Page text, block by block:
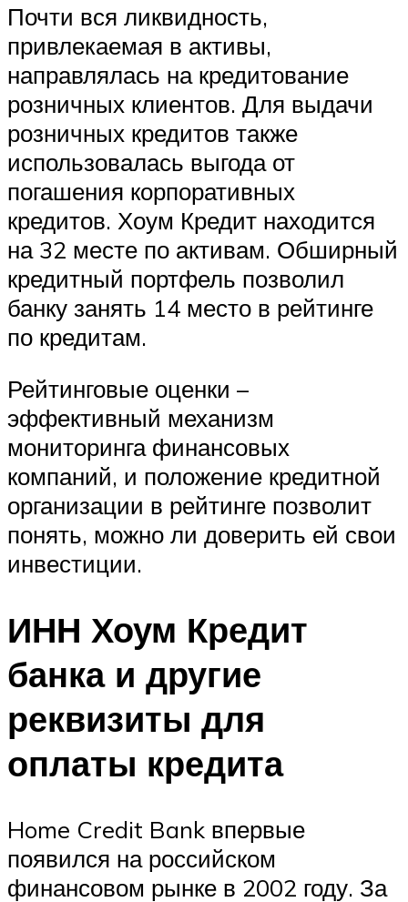
Почти вся ликвидность,
привлекаемая в активы,
направлялась на кредитование
розничных клиентов. Для выдачи
розничных кредитов также
использовалась выгода от
погашения корпоративных
кредитов. Хоум Кредит находится
на 32 месте по активам. Обширный
кредитный портфель позволил
банку занять 14 место в рейтинге
по кредитам.
Рейтинговые оценки –
эффективный механизм
мониторинга финансовых
компаний, и положение кредитной
организации в рейтинге позволит
понять, можно ли доверить ей свои
инвестиции.
ИНН Хоум Кредит
банка и другие
реквизиты для
оплаты кредита
Home Credit Bank впервые
появился на российском
финансовом рынке в 2002 году. За